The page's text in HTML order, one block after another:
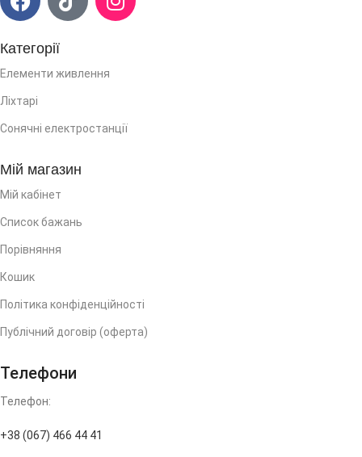
Категорії
Елементи живлення
Ліхтарі
Сонячні електростанції
Мій магазин
Мій кабінет
Список бажань
Порівняння
Кошик
Політика конфіденційності
Публічний договір (оферта)
Телефони
Телефон:
+38 (067) 466 44 41